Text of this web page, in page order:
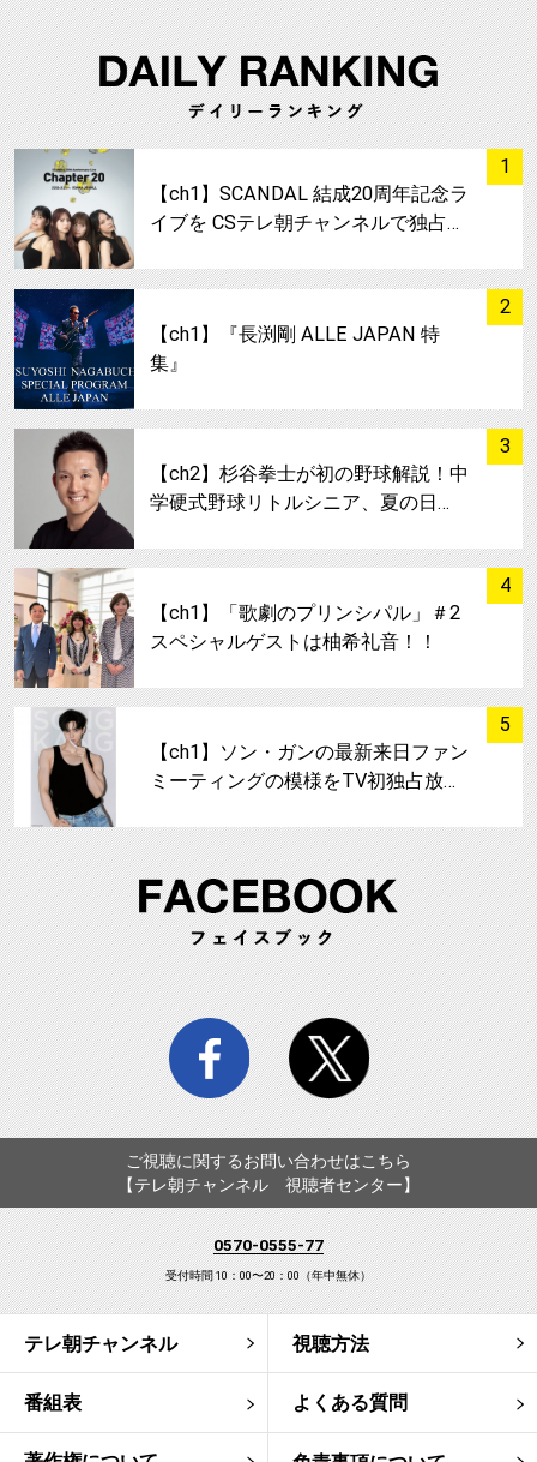
1
【ch1】SCANDAL 結成20周年記念ラ
イブを CSテレ朝チャンネルで独占…
2
サムネイル
【ch1】『長渕剛 ALLE JAPAN 特
集』
3
【ch2】杉谷拳士が初の野球解説！中
学硬式野球リトルシニア、夏の日…
4
サムネイル
【ch1】「歌劇のプリンシパル」＃2
スペシャルゲストは柚希礼音！！
5
【ch1】ソン・ガンの最新来日ファン
ミーティングの模様をTV初独占放…
facebook twitter
ご視聴に関するお問い合わせはこちら
【テレ朝チャンネル 視聴者センター】
0570-0555-77
受付時間 10：00〜20：00（年中無休）
テレ朝チャンネル 視聴方法
番組表 よくある質問